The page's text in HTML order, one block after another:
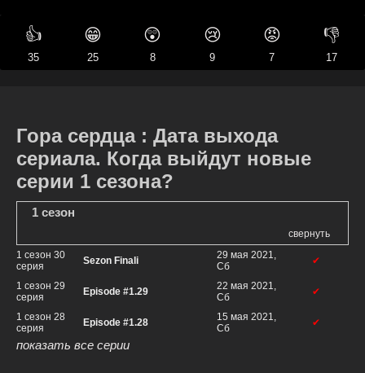
👍
35
😁
25
😲
8
😢
9
😡
7
👎
17
Гора сердца : Дата выхода
сериала. Когда выйдут новые
серии 1 сезона?
1 сезон
свернуть
1 сезон 30
серия
Sezon Finali
29 мая 2021,
Сб
✔
1 сезон 29
серия
Episode #1.29
22 мая 2021,
Сб
✔
1 сезон 28
серия
Episode #1.28
15 мая 2021,
Сб
✔
показать все серии